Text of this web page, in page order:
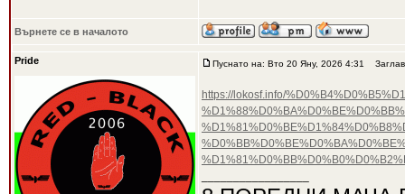
Върнете се в началото
Pride Пуснато на: Вто 20 Яну, 2026 4:31
https://lokosf.info/